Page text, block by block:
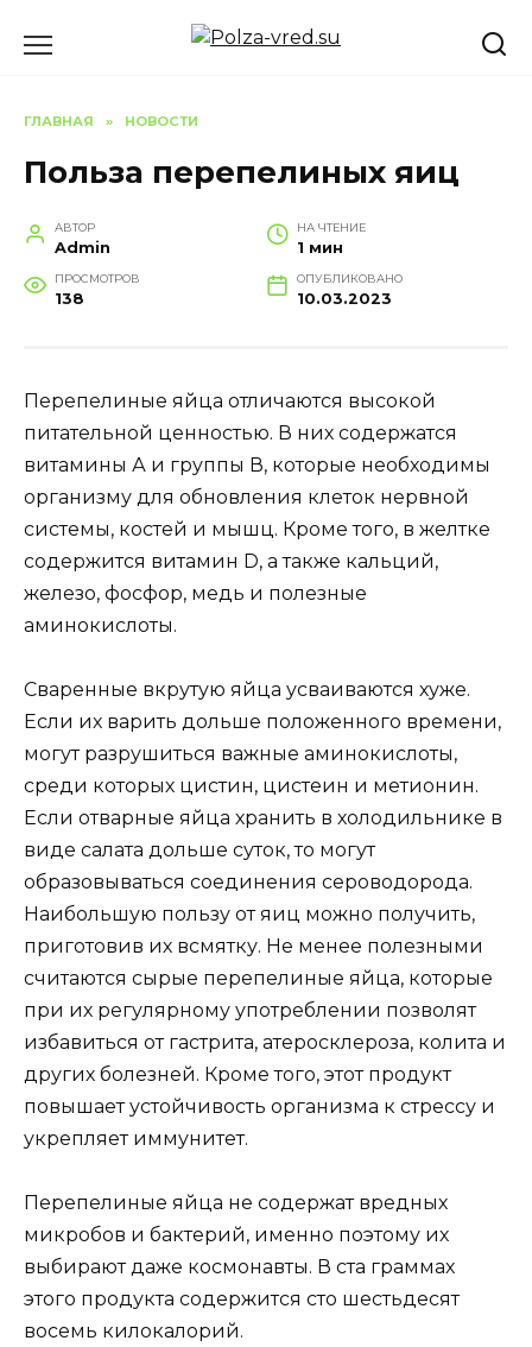
ГЛАВНАЯ » НОВОСТИ
Польза перепелиных яиц
АВТОР
Admin
НА ЧТЕНИЕ
1 мин
ПРОСМОТРОВ
138
ОПУБЛИКОВАНО
10.03.2023
Перепелиные яйца отличаются высокой
питательной ценностью. В них содержатся
витамины А и группы В, которые необходимы
организму для обновления клеток нервной
системы, костей и мышц. Кроме того, в желтке
содержится витамин D, а также кальций,
железо, фосфор, медь и полезные
аминокислоты.
Сваренные вкрутую яйца усваиваются хуже.
Если их варить дольше положенного времени,
могут разрушиться важные аминокислоты,
среди которых цистин, цистеин и метионин.
Если отварные яйца хранить в холодильнике в
виде салата дольше суток, то могут
образовываться соединения сероводорода.
Наибольшую пользу от яиц можно получить,
приготовив их всмятку. Не менее полезными
считаются сырые перепелиные яйца, которые
при их регулярному употреблении позволят
избавиться от гастрита, атеросклероза, колита и
других болезней. Кроме того, этот продукт
повышает устойчивость организма к стрессу и
укрепляет иммунитет.
Перепелиные яйца не содержат вредных
микробов и бактерий, именно поэтому их
выбирают даже космонавты. В ста граммах
этого продукта содержится сто шестьдесят
восемь килокалорий.